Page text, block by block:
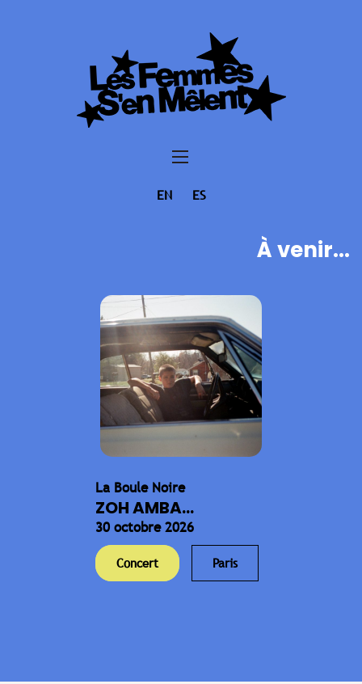
EN ES
À venir...
La Boule Noire
ZOH AMBA...
30 octobre 2026
Concert Paris